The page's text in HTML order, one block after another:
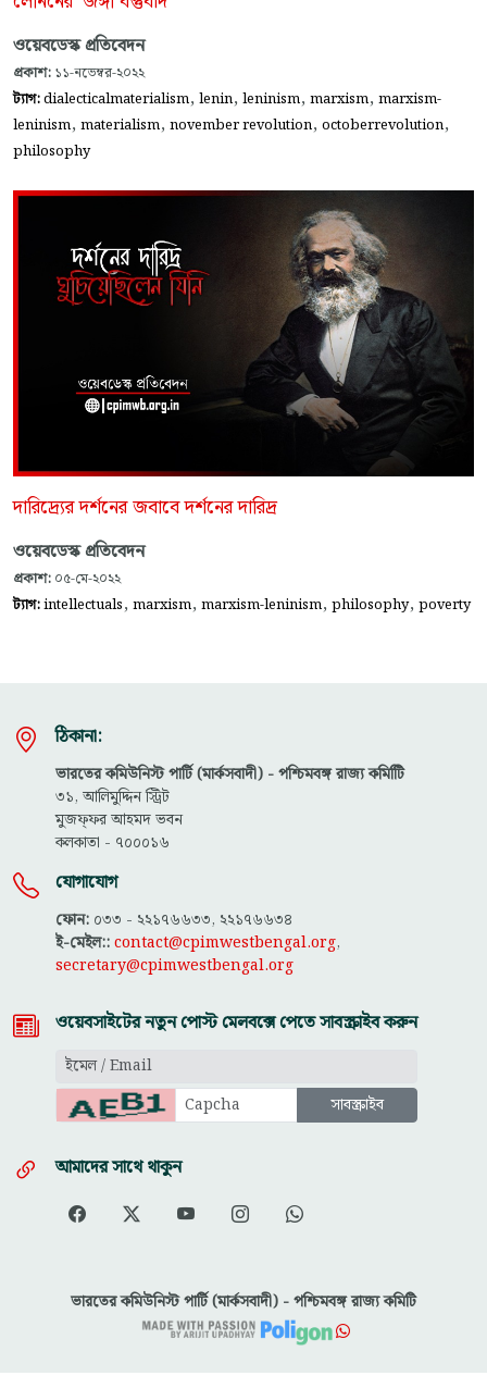
ওয়েবডেস্ক প্রতিবেদন
প্রকাশ: ১১-নভেম্বর-২০২২
ট্যাগ:dialecticalmaterialism, lenin, leninism, marxism, marxism-
leninism, materialism, november revolution, octoberrevolution,
philosophy
দারিদ্র্যের দর্শনের জবাবে দর্শনের দারিদ্র
ওয়েবডেস্ক প্রতিবেদন
প্রকাশ: ০৫-মে-২০২২
ট্যাগ:intellectuals, marxism, marxism-leninism, philosophy, poverty
ঠিকানা:
ভারতের কমিউনিস্ট পার্টি (মার্কসবাদী) - পশ্চিমবঙ্গ রাজ্য কমিটিি
৩১, আলিমুদ্দিন স্ট্রিট
মুজফ্ফ‌র আহমদ ভবন
কলকাতা - ৭০০০১৬
যোগাযোগ
ফোন: ০৩৩ - ২২১৭৬৬৩৩, ২২১৭৬৬৩৪
ই-মেইল::contact@cpimwestbengal.org,
secretary@cpimwestbengal.org
ওয়েবসাইটের নতুন পোস্ট মেলবক্সে পেতে সাবস্ক্রাইব করুন
আমাদের সাথে থাকুন
ভারতের কমিউনিস্ট পার্টি (মার্কসবাদী) - পশ্চিমবঙ্গ রাজ্য কমিটি